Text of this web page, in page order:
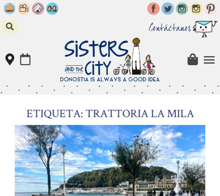
Skip
to
content
Contáctanos
ETIQUETA: TRATTORIA LA MILA